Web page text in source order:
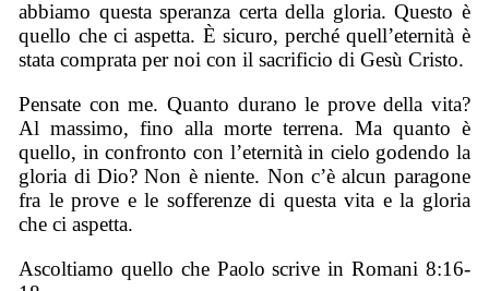
abbiamo questa speranza certa della gloria. Questo è
quello che ci aspetta. È sicuro, perché quell’eternità è
stata comprata per noi con il sacrificio di Gesù Cristo.
Pensate con me. Quanto durano le prove della vita?
Al massimo, fino alla morte terrena. Ma quanto è
quello, in confronto con l’eternità in cielo godendo la
gloria di Dio? Non è niente. Non c’è alcun paragone
fra le prove e le sofferenze di questa vita e la gloria
che ci aspetta.
Ascoltiamo quello che Paolo scrive in Romani 8:16-